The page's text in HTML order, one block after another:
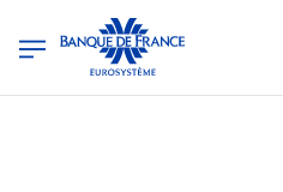
Banque de France - Menu